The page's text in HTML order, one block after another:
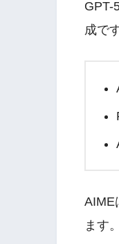
GPT-
成で
AIME
ます。